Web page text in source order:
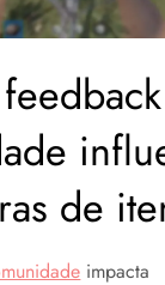
de
impacta